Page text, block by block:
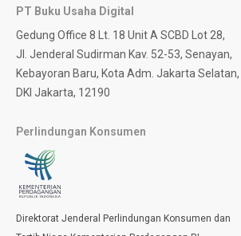
PT Buku Usaha Digital
Gedung Office 8 Lt. 18 Unit A SCBD Lot 28,
Jl. Jenderal Sudirman Kav. 52-53, Senayan,
Kebayoran Baru, Kota Adm. Jakarta Selatan,
DKI Jakarta, 12190
Perlindungan Konsumen
Direktorat Jenderal Perlindungan Konsumen dan